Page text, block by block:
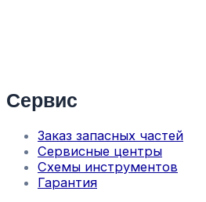
Сервис
Заказ запасных частей
Сервисные центры
Схемы инструментов
Гарантия